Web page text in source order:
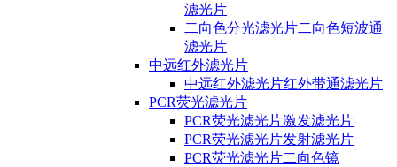
滤光片
二向色分光滤光片二向色短波通
滤光片
中远红外滤光片
中远红外滤光片红外带通滤光片
PCR荧光滤光片
PCR荧光滤光片激发滤光片
PCR荧光滤光片发射滤光片
PCR荧光滤光片二向色镜